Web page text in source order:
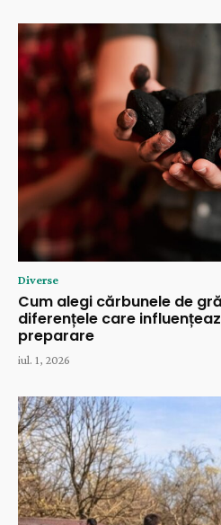
Diverse
Cum alegi cărbunele de
diferențele care
preparare
iul. 1, 2026